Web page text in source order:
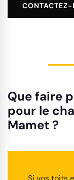
CONTACTEZ-
Que faire
pour le
Mamet ?